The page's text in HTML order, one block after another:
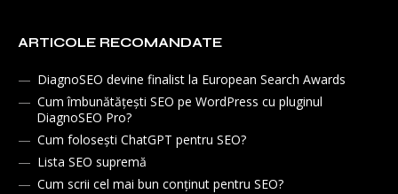
ARTICOLE RECOMANDATE
DiagnoSEO devine finalist la European Search Awards
Cum îmbunătățești SEO pe WordPress cu pluginul
DiagnoSEO Pro?
Cum folosești ChatGPT pentru SEO?
Lista SEO supremă
Cum scrii cel mai bun conținut pentru SEO?